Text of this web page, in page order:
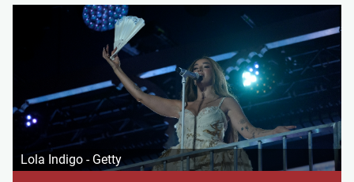
Lola Indigo - Getty